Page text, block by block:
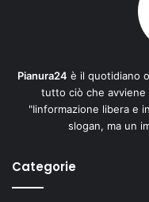
Pianura24 è il quotidiano
tutto ciò che avviene
"Iinformazione libera e
slogan, ma un
Categorie